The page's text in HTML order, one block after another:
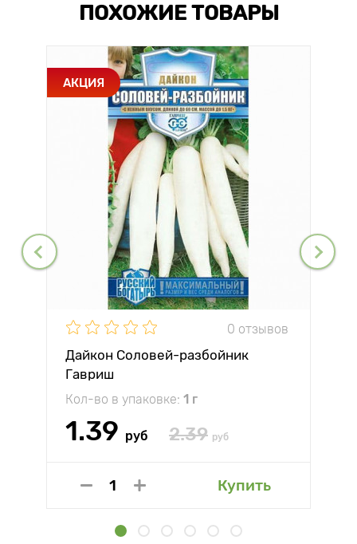
ПОХОЖИЕ ТОВАРЫ
АКЦИЯ
0 отзывов
Дайкон Соловей-разбойник
Гавриш
Кол-во в упаковке: 1 г
1.39 руб 2.39 руб
Купить